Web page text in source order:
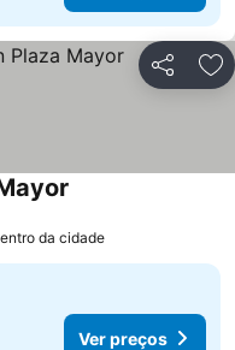
Partilhar
da cidade
Ver preços